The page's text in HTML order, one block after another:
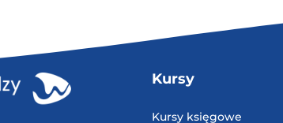
Kursy
Kursy księgowe